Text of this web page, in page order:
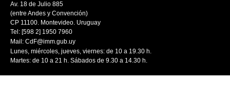
Av. 18 de Julio 885
(entre Andes y Convención)
CP 11100. Montevideo. Uruguay
Tel: [598 2] 1950 7960
Mail: CdF@imm.gub.uy
Lunes, miércoles, jueves, viernes: de 10 a 19.30 h.
Martes: de 10 a 21 h. Sábados de 9.30 a 14.30 h.